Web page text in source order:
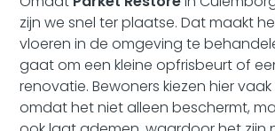
zijn we snel ter plaatse. Dat maakt
vloeren in de omgeving te
gaat om een kleine opfrisbeurt of
renovatie. Bewoners kiezen hier
omdat het niet alleen beschermt,